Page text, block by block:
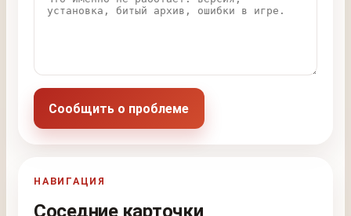
Сообщить о проблеме
НАВИГАЦИЯ
Соседние карточки